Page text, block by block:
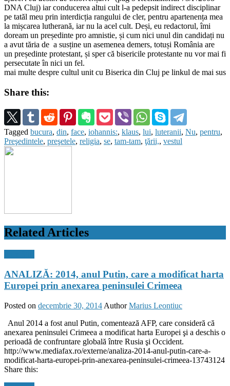
DNA Cluj) iar conducerea altui cult l-a pedepsit indirect disciplinar
pe tatăl meu prin interdicția rangului de cler, pentru apartenența mea
la mișcarea lutherană, iar nu la acel cult. Deși, eu redactorul, îmi
doream un președinte pro amnistie, și cum nici unul din candidați nu
a avut tăria de a susține un asemenea demers, totuși România are
un președinte protestant, și sper că bisericile protestante nu vor mai fi
persecutate în nici un fel.
mai multe despre cultul unit cu Biserica din Cluj pe linkul de mai sus
Share this:
Tagged bucura, din, face, iohannis:, klaus, lui, luteranii, Nu, pentru,
Preşedintele, preşetele, religia, se, tam-tam, ţării,, vestul
Related Articles
ANALIZĂ: 2014, anul Putin, care a modificat harta
Europei prin anexarea peninsulei Crimeea
Posted on decembrie 30, 2014 Author Marius Leontiuc
Anul 2014 a fost anul Putin, comentează AFP, care consideră că
anexarea peninsulei Crimeea a modificat harta Europei şi a deschis o
perioadă de confruntare globală între Rusia şi Occident.
http://www.mediafax.ro/externe/analiza-2014-anul-putin-care-a-
modificat-harta-europei-prin-anexarea-peninsulei-crimeea-13743124
Share this: